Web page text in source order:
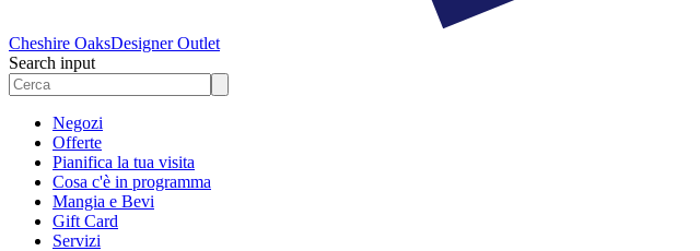
Cheshire OaksDesigner Outlet
Search input
Negozi
Offerte
Pianifica la tua visita
Cosa c'è in programma
Mangia e Bevi
Gift Card
Servizi